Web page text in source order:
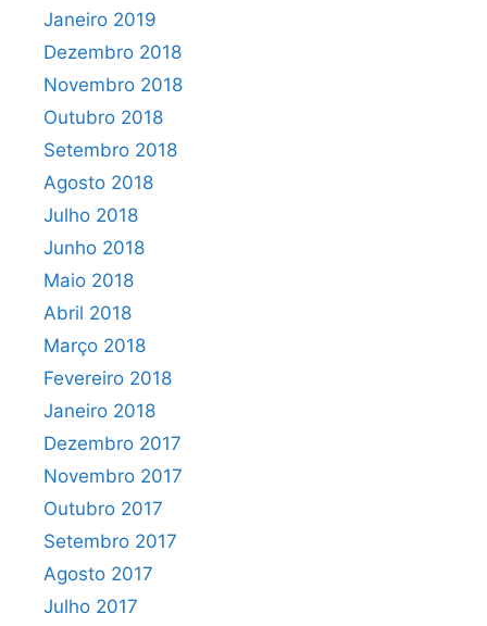
Janeiro 2019
Dezembro 2018
Novembro 2018
Outubro 2018
Setembro 2018
Agosto 2018
Julho 2018
Junho 2018
Maio 2018
Abril 2018
Março 2018
Fevereiro 2018
Janeiro 2018
Dezembro 2017
Novembro 2017
Outubro 2017
Setembro 2017
Agosto 2017
Julho 2017